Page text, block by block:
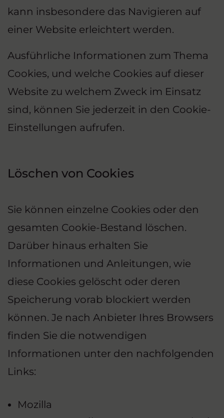
kann insbesondere das Navigieren auf
einer Website erleichtert werden.
Ausführliche Informationen zum Thema
Cookies, und welche Cookies auf dieser
Website zu welchem Zweck im Einsatz
sind, können Sie jederzeit in den Cookie-
Einstellungen aufrufen.
Löschen von Cookies
Sie können einzelne Cookies oder den
gesamten Cookie-Bestand löschen.
Darüber hinaus erhalten Sie
Informationen und Anleitungen, wie
diese Cookies gelöscht oder deren
Speicherung vorab blockiert werden
können. Je nach Anbieter Ihres Browsers
finden Sie die notwendigen
Informationen unter den nachfolgenden
Links:
Mozilla